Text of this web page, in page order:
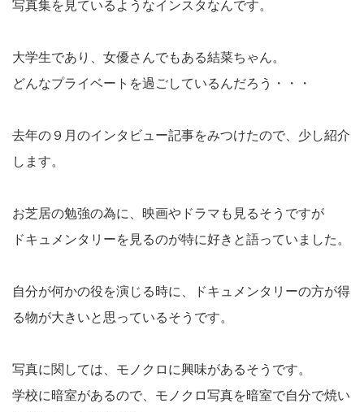
写真集を見ているようなインスタなんです。
大学生であり、女優さんでもある結菜ちゃん。
どんなプライベートを過ごしているんだろう・・・
去年の９月のインタビュー記事をみつけたので、少し紹介
します。
お芝居の勉強の為に、映画やドラマも見るそうですが
ドキュメンタリーを見るのが特に好きと語っていました。
自分が何かの役を演じる時に、ドキュメンタリーの方が得
る物が大きいと思っているそうです。
写真に関しては、モノクロに興味があるそうです。
学校に暗室があるので、モノクロ写真を暗室で自分で焼い